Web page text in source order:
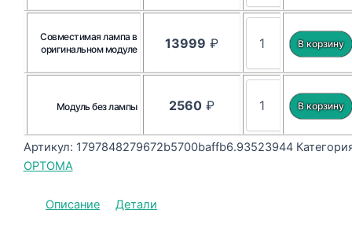
Совместимая лампа в
оригинальном модуле
13999 ₽
Модуль без лампы 2560₽
Артикул: 1797848279672b5700baffb6.93523944
OPTOMA
Описание Детали